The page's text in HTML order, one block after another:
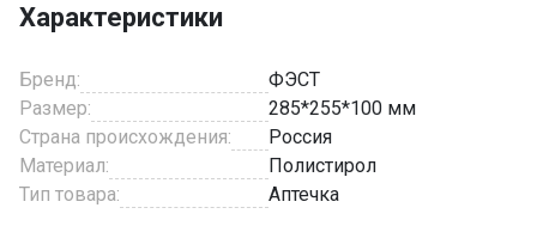
Характеристики
Бренд:
ФЭСТ
Размер:
285*255*100 мм
Страна происхождения:
Россия
Материал:
Полистирол
Тип товара:
Аптечка